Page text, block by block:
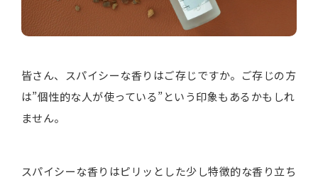
皆さん、スパイシーな香りはご存じですか。ご存じの方
は”個性的な人が使っている”という印象もあるかもしれ
ません。
スパイシーな香りはピリッとした少し特徴的な香り立ち